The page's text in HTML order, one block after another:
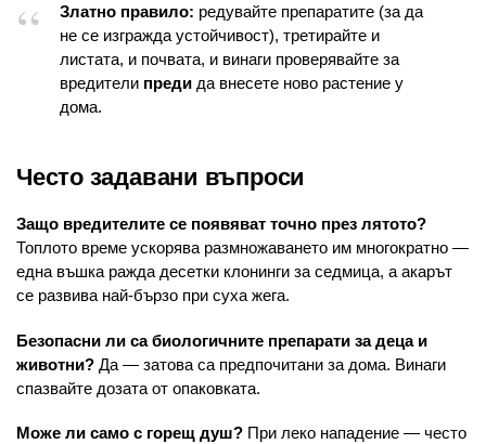
Златно правило: редувайте препаратите (за да
не се изгражда устойчивост), третирайте и
листата, и почвата, и винаги проверявайте за
вредители преди да внесете ново растение у
дома.
Често задавани въпроси
Защо вредителите се появяват точно през лятото?
Топлото време ускорява размножаването им многократно —
една въшка ражда десетки клонинги за седмица, а акарът
се развива най-бързо при суха жега.
Безопасни ли са биологичните препарати за деца и
животни? Да — затова са предпочитани за дома. Винаги
спазвайте дозата от опаковката.
Може ли само с горещ душ? При леко нападение — често